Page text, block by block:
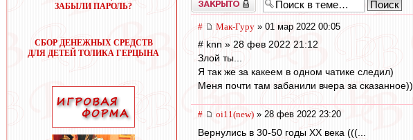
ЗАБЫЛИ ПАРОЛЬ?
СБОР ДЕНЕЖНЫХ СРЕДСТВ
ДЛЯ ДЕТЕЙ ТОЛИКА ГЕРЦЫНА
# Мак-Гуру » 01 мар 2022 00:05
# knn » 28 фев 2022 21:12
Злой ты...
Я так же за какеем в одном чатике следил)
Меня почти там забанили вчера за сказанное))
# oi11(new) » 28 фев 2022 23:20
Вернулись в 30-50 годы ХХ века (((...